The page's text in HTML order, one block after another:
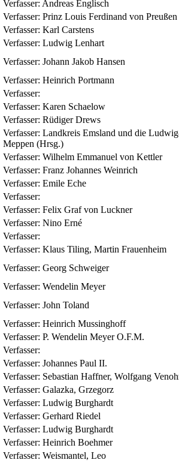
Verfasser: Andreas Englisch
Verfasser: Prinz Louis Ferdinand von Preußen
Verfasser: Karl Carstens
Verfasser: Ludwig Lenhart
Verfasser: Johann Jakob Hansen
Verfasser: Heinrich Portmann
Verfasser:
Verfasser: Karen Schaelow
Verfasser: Rüdiger Drews
Verfasser: Landkreis Emsland und die
Meppen (Hrsg.)
Verfasser: Wilhelm Emmanuel von Kettler
Verfasser: Franz Johannes Weinrich
Verfasser: Emile Eche
Verfasser:
Verfasser: Felix Graf von Luckner
Verfasser: Nino Erné
Verfasser:
Verfasser: Klaus Tiling, Martin Frauenheim
Verfasser: Georg Schweiger
Verfasser: Wendelin Meyer
Verfasser: John Toland
Verfasser: Heinrich Mussinghoff
Verfasser: P. Wendelin Meyer O.F.M.
Verfasser:
Verfasser: Johannes Paul II.
Verfasser: Sebastian Haffner, Wolfgang
Verfasser: Galazka, Grzegorz
Verfasser: Ludwig Burghardt
Verfasser: Gerhard Riedel
Verfasser: Ludwig Burghardt
Verfasser: Heinrich Boehmer
Verfasser: Weismantel, Leo